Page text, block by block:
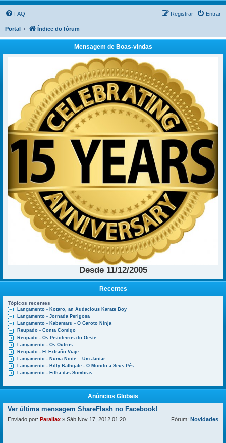
FAQ Entrar
Registrar
Portal Índice do fórum
Mensagem de Boas-vindas
Desde 11/12/2005
Recentes
Tópicos recentes
Lançamento - Kotaro, an Audacious Karate Boy
Lançamento - Jornada Perigosa
Lançamento - Kabamaru - O Garoto Ninja
Reupado - Conta Comigo
Reupado - Os Pistoleiros do Oeste
Lançamento - Os Outros
Reupado - El Extraño Viaje
Lançamento - Numa Noite... Um Jantar
Lançamento - Billy Bathgate - O Mundo a Seus Pés
Lançamento - Filha das Sombras
Anúncios Globais
Ver última mensagem ShareFlash no Facebook!
Enviado por: Parallax » Sáb Nov 17, 2012 01:20 Fórum: Novidades